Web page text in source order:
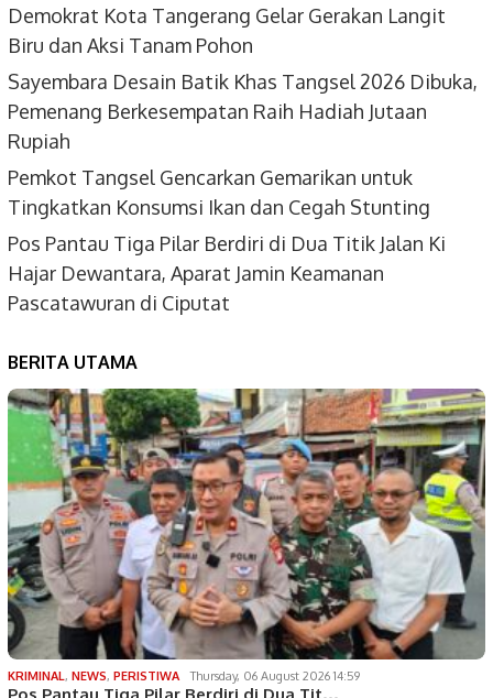
Demokrat Kota Tangerang Gelar Gerakan Langit
Biru dan Aksi Tanam Pohon
Sayembara Desain Batik Khas Tangsel 2026 Dibuka,
Pemenang Berkesempatan Raih Hadiah Jutaan
Rupiah
Pemkot Tangsel Gencarkan Gemarikan untuk
Tingkatkan Konsumsi Ikan dan Cegah Stunting
Pos Pantau Tiga Pilar Berdiri di Dua Titik Jalan Ki
Hajar Dewantara, Aparat Jamin Keamanan
Pascatawuran di Ciputat
BERITA UTAMA
KRIMINAL, NEWS, PERISTIWA Thursday, 06 August 2026 14:59
Pos Pantau Tiga Pilar Berdiri di Dua Tit…